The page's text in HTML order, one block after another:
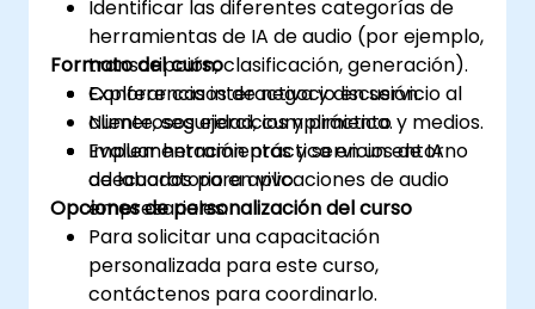
Identificar las diferentes categorías de
herramientas de IA de audio (por ejemplo,
transcripción, clasificación, generación).
Explorar casos de negocio en servicio al
cliente, seguridad, cumplimiento y medios.
Evaluar herramientas y servicios de IA
adecuados para aplicaciones de audio
empresariales.
Formato del curso
Conferencia interactiva y discusión.
Numerosos ejercicios y práctica.
Implementación práctica en un entorno
de laboratorio en vivo.
Opciones de personalización del curso
Para solicitar una capacitación
personalizada para este curso,
contáctenos para coordinarlo.